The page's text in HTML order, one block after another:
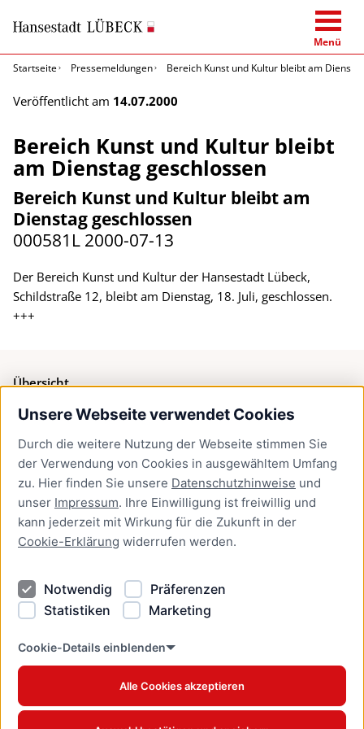
Unsere Webseite verwendet Cookies
Durch die weitere Nutzung der Webseite stimmen Sie
der Verwendung von Cookies in ausgewähltem Umfang
zu. Hier finden Sie unsere Datenschutzhinweise und
unser Impressum. Ihre Einwilligung ist freiwillig und
kann jederzeit mit Wirkung für die Zukunft in der
Cookie-Erklärung widerrufen werden.
Notwendig
Präferenzen
Statistiken
Marketing
Cookie-Details einblenden
Alle Cookies akzeptieren
Menü
Startseite
Pressemeldungen Bereich Kunst und Kultur bleibt am
Veröffentlicht am 14.07.2000
Bereich Kunst und Kultur bleibt
am Dienstag geschlossen
Bereich Kunst und Kultur bleibt am
Dienstag geschlossen
000581L 2000-07-13
Der Bereich Kunst und Kultur der Hansestadt Lübeck,
Schildstraße 12, bleibt am Dienstag, 18. Juli, geschlossen.
+++
Übersicht
Bürgerservice
Presse
Newsletter Lübeck:kompakt
Kontakt
Kontakt
Datenschutzhinweise
Barrierefreiheit
Cookie Erklärung
www.luebeck.de